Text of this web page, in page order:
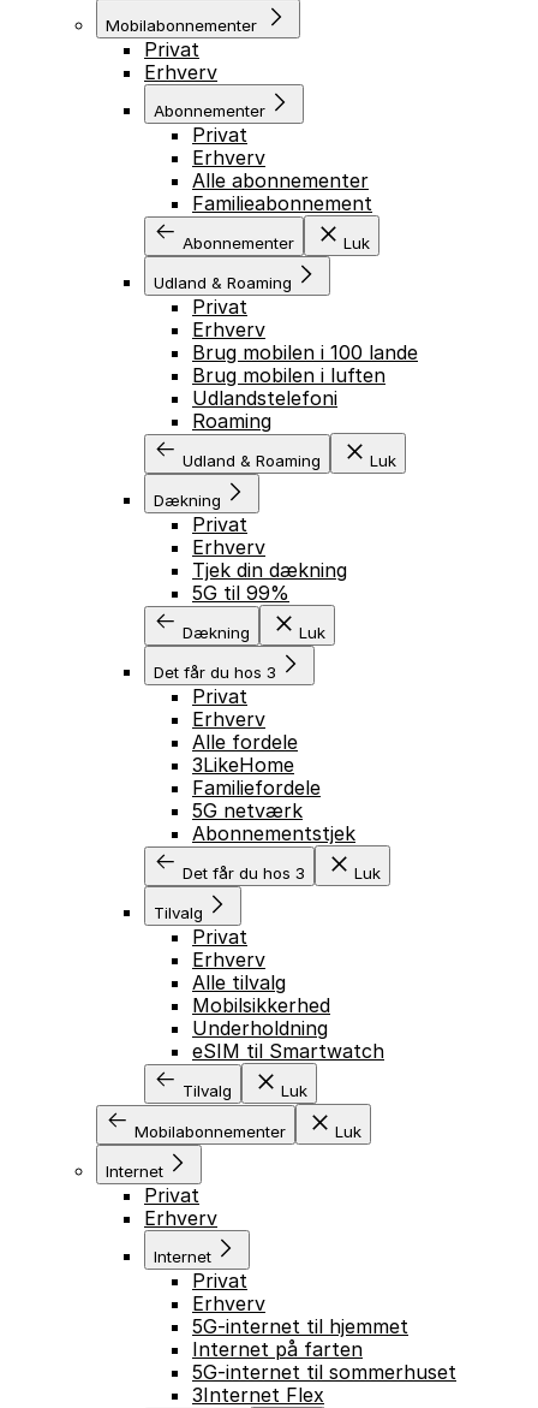
Mobilabonnementer
Privat
Erhverv
Abonnementer
Privat
Erhverv
Alle abonnementer
Familieabonnement
Abonnementer Luk
Udland & Roaming
Privat
Erhverv
Brug mobilen i 100 lande
Brug mobilen i luften
Udlandstelefoni
Roaming
Udland & Roaming Luk
Dækning
Privat
Erhverv
Tjek din dækning
5G til 99%
Dækning Luk
Det får du hos 3
Privat
Erhverv
Alle fordele
3LikeHome
Familiefordele
5G netværk
Abonnementstjek
Det får du hos 3 Luk
Tilvalg
Privat
Erhverv
Alle tilvalg
Mobilsikkerhed
Underholdning
eSIM til Smartwatch
Tilvalg Luk
Mobilabonnementer Luk
Internet
Privat
Erhverv
Internet
Privat
Erhverv
5G-internet til hjemmet
Internet på farten
5G-internet til sommerhuset
3Internet Flex